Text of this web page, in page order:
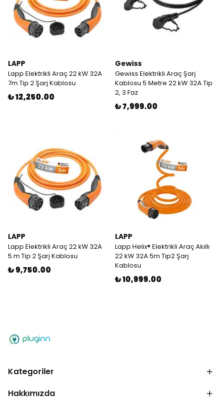
LAPP
Lapp Elektrikli Araç 22 kW 32A
7m Tip 2 Şarj Kablosu
₺ 12,250.00
Gewiss
Gewiss Elektrikli Araç Şarj
Kablosu 5 Metre 22 kW 32A Tip
2, 3 Faz
₺ 7,999.00
LAPP
Lapp Elektrikli Araç 22 kW 32A
5 m Tip 2 Şarj Kablosu
₺ 9,750.00
LAPP
Lapp Helix® Elektrikli Araç Akıllı
22 kW 32A 5m Tip2 Şarj
Kablosu
₺ 10,999.00
Kategoriler
Hakkımızda